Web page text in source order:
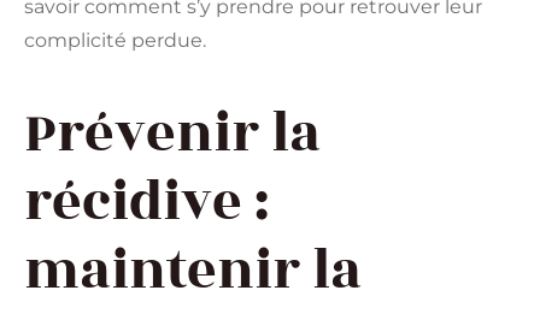
savoir comment s’y prendre pour retrouver leur
complicité perdue.
Prévenir la
récidive :
maintenir la